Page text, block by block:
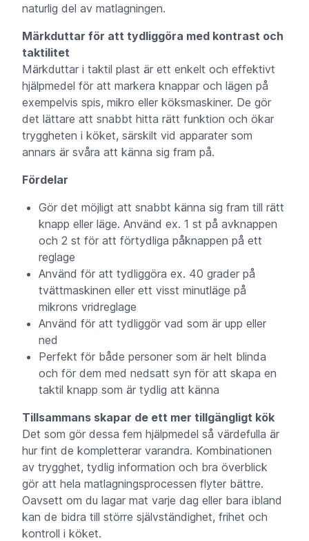
naturlig del av matlagningen.
Märkduttar för att tydliggöra med kontrast och
taktilitet
Märkduttar i taktil plast är ett enkelt och effektivt
hjälpmedel för att markera knappar och lägen på
exempelvis spis, mikro eller köksmaskiner. De gör
det lättare att snabbt hitta rätt funktion och ökar
tryggheten i köket, särskilt vid apparater som
annars är svåra att känna sig fram på.
Fördelar
Gör det möjligt att snabbt känna sig fram till rätt
knapp eller läge. Använd ex. 1 st på avknappen
och 2 st för att förtydliga påknappen på ett
reglage
Använd för att tydliggöra ex. 40 grader på
tvättmaskinen eller ett visst minutläge på
mikrons vridreglage
Använd för att tydliggör vad som är upp eller
ned
Perfekt för både personer som är helt blinda
och för dem med nedsatt syn för att skapa en
taktil knapp som är tydlig att känna
Tillsammans skapar de ett mer tillgängligt kök
Det som gör dessa fem hjälpmedel så värdefulla är
hur fint de kompletterar varandra. Kombinationen
av trygghet, tydlig information och bra överblick
gör att hela matlagningsprocessen flyter bättre.
Oavsett om du lagar mat varje dag eller bara ibland
kan de bidra till större självständighet, frihet och
kontroll i köket.